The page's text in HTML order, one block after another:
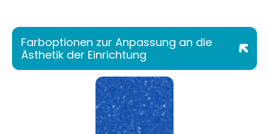
Farboptionen zur Anpassung an die
Ästhetik der Einrichtung